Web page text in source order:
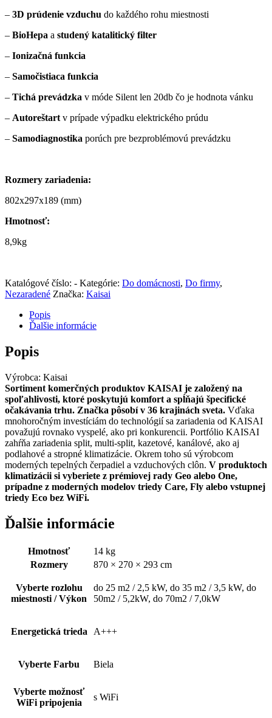
– 3D prúdenie vzduchu do každého rohu miestnosti
– BioHepa a studený katalitický filter
– Ionizačná funkcia
– Samočistiaca funkcia
– Tichá prevádzka v móde Silent len 20db čo je hodnota vánku
– Autoreštart v prípade výpadku elektrického prúdu
– Samodiagnostika porúch pre bezproblémovú prevádzku
Rozmery zariadenia:
802x297x189 (mm)
Hmotnosť:
8,9kg
Katalógové číslo: - Kategórie: Do domácnosti, Do firmy,
Nezaradené Značka: Kaisai
Popis
Ďalšie informácie
Popis
Výrobca: Kaisai
Sortiment komerčných produktov KAISAI je založený na
spoľahlivosti, ktoré poskytujú komfort a spĺňajú špecifické
očakávania trhu. Značka pôsobí v 36 krajinách sveta. Vďaka
mnohoročným investíciám do technológií sa zariadenia od KAISAI
považujú rovnako vyspelé, ako pri konkurencii. Portfólio KAISAI
zahŕňa zariadenia split, multi-split, kazetové, kanálové, ako aj
podlahové a stropné klimatizácie. Okrem toho sú výrobcom
moderných tepelných čerpadiel a vzduchových clôn. V produktoch
klimatizácii si vyberiete z prémiovej rady Geo alebo One,
prípadne z moderných modelov triedy Care, Fly alebo vstupnej
triedy Eco bez WiFi.
Ďalšie informácie
Hmotnosť
14 kg
Rozmery
870 × 270 × 293 cm
Vyberte rozlohu
miestnosti / Výkon
do 25 m2 / 2,5 kW, do 35 m2 / 3,5 kW, do
50m2 / 5,2kW, do 70m2 / 7,0kW
Energetická trieda A+++
Vyberte Farbu Biela
Vyberte možnosť
WiFi pripojenia
s WiFi